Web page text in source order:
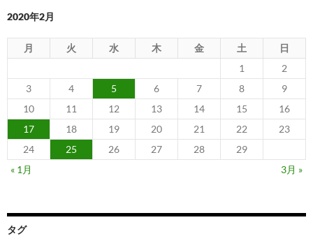
2020年2月
月 火 水 木 金 土
日
1
2
3
4 5 6 7 8
9
10
11 12 13 14 15
16
17
18 19 20 21 22
23
24
25 26 27 28
29
« 1月
3月 »
タグ